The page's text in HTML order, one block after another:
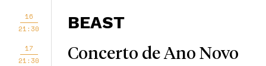
16
21:30
BEAST
17
21:30
Concerto de Ano Novo